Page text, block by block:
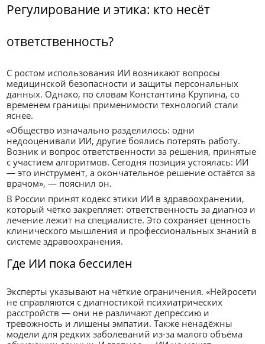
Регулирование и этика: кто несёт
ответственность?
С ростом использования ИИ возникают вопросы
медицинской безопасности и защиты персональных
данных. Однако, по словам Константина Крупина, со
временем границы применимости технологий стали
яснее.
«Общество изначально разделилось: одни
недооценивали ИИ, другие боялись потерять работу.
Возник и вопрос ответственности за решения, принятые
с участием алгоритмов. Сегодня позиция устоялась: ИИ
— это инструмент, а окончательное решение остаётся за
врачом», — пояснил он.
В России принят кодекс этики ИИ в здравоохранении,
который чётко закрепляет: ответственность за диагноз и
лечение лежит на специалисте. Это сохраняет ценность
клинического мышления и профессиональных знаний в
системе здравоохранения.
Где ИИ пока бессилен
Эксперты указывают на чёткие ограничения. «Нейросети
не справляются с диагностикой психиатрических
расстройств — они не различают депрессию и
тревожность и лишены эмпатии. Также ненадёжны
модели для редких заболеваний из-за малого объёма